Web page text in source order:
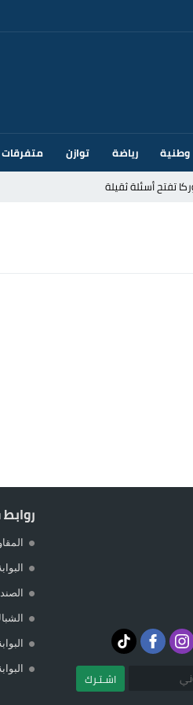
وطنية رياضة توازن متفرقات
تفتح أسئلة ثقيلة
مضيان
اشـتـرك